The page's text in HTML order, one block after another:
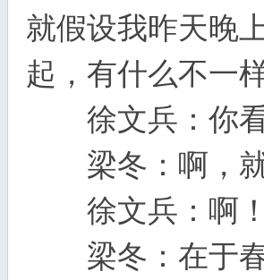
就假设我昨天晚
起，有什么不一
徐文兵：
梁冬：啊
徐文兵：啊
梁冬：在于